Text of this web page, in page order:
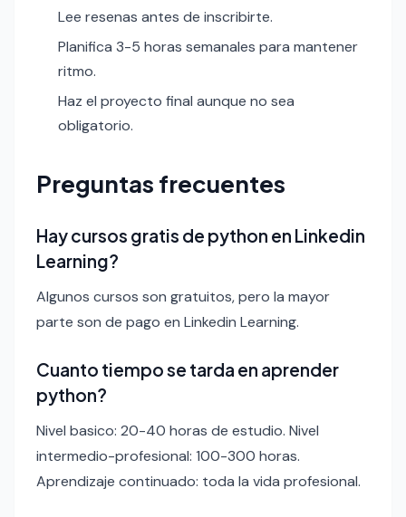
Lee resenas antes de inscribirte.
Planifica 3-5 horas semanales para mantener
ritmo.
Haz el proyecto final aunque no sea
obligatorio.
Preguntas frecuentes
Hay cursos gratis de python en Linkedin
Learning?
Algunos cursos son gratuitos, pero la mayor
parte son de pago en Linkedin Learning.
Cuanto tiempo se tarda en aprender
python?
Nivel basico: 20-40 horas de estudio. Nivel
intermedio-profesional: 100-300 horas.
Aprendizaje continuado: toda la vida profesional.